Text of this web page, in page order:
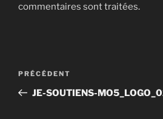
commentaires sont traitées.
Navigation
l’article
Article
précédent
PRÉCÉDENT
JE-SOUTIENS-